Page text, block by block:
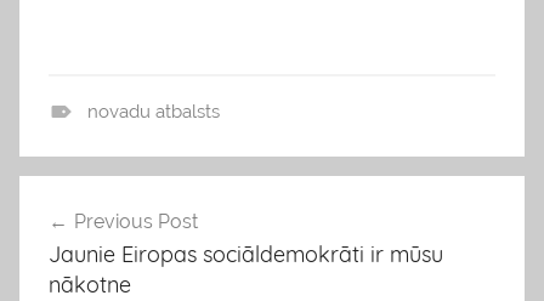
a
k
novadu atbalsts
Ziņu
izvēlne
Previous Post
Jaunie Eiropas sociāldemokrāti ir mūsu
nākotne